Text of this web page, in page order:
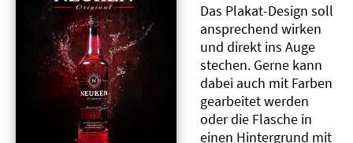
Das Plakat-Design soll
ansprechend wirken
und direkt ins Auge
stechen. Gerne kann
dabei auch mit Farben
gearbeitet werden
oder die Flasche in
einen Hintergrund mit